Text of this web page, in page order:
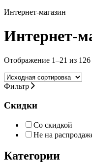
Интернет-магазин
Интернет-
Отображение 1–21 из 126
Фильтр
Скидки
Со скидкой
Не на
Категории